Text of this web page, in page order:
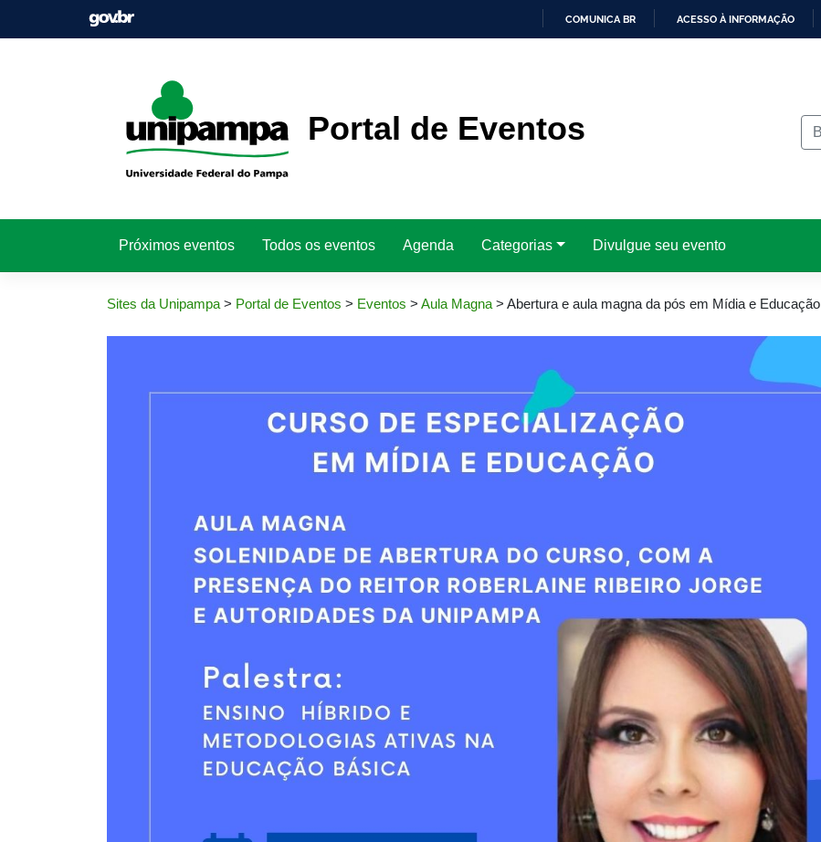
COMUNICA BR ACESSO À INFORMAÇÃO
Portal de Eventos
Próximos eventos Todos os eventos Agenda Categorias Divulgue seu evento
Sites da Unipampa> Portal de Eventos > Eventos > Aula Magna> Abertura e aula magna da pós em Mídia e Educação